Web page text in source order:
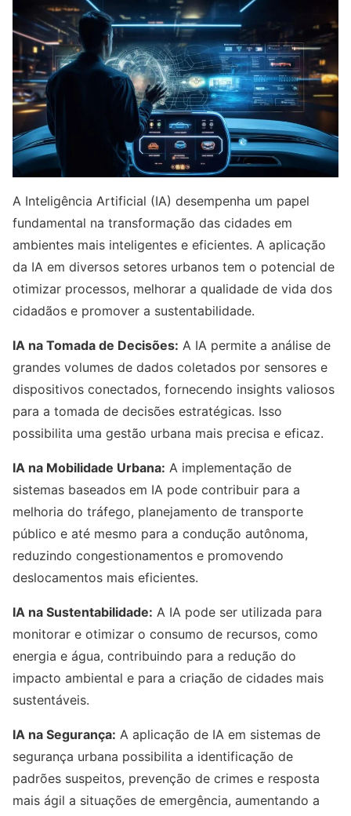
A Inteligência Artificial (IA) desempenha um papel
fundamental na transformação das cidades em
ambientes mais inteligentes e eficientes. A aplicação
da IA em diversos setores urbanos tem o potencial de
otimizar processos, melhorar a qualidade de vida dos
cidadãos e promover a sustentabilidade.
IA na Tomada de Decisões: A IA permite a análise de
grandes volumes de dados coletados por sensores e
dispositivos conectados, fornecendo insights valiosos
para a tomada de decisões estratégicas. Isso
possibilita uma gestão urbana mais precisa e eficaz.
IA na Mobilidade Urbana: A implementação de
sistemas baseados em IA pode contribuir para a
melhoria do tráfego, planejamento de transporte
público e até mesmo para a condução autônoma,
reduzindo congestionamentos e promovendo
deslocamentos mais eficientes.
IA na Sustentabilidade: A IA pode ser utilizada para
monitorar e otimizar o consumo de recursos, como
energia e água, contribuindo para a redução do
impacto ambiental e para a criação de cidades mais
sustentáveis.
IA na Segurança: A aplicação de IA em sistemas de
segurança urbana possibilita a identificação de
padrões suspeitos, prevenção de crimes e resposta
mais ágil a situações de emergência, aumentando a